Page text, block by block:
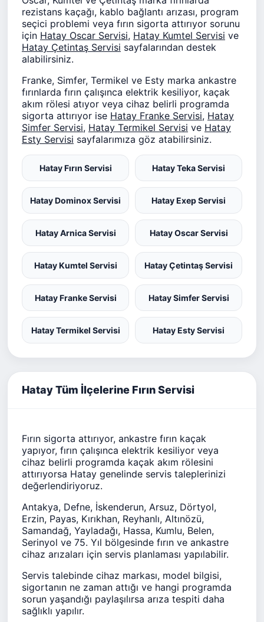
rezistans kaçağı, kablo bağlantı arızası, program
seçici problemi veya fırın sigorta attırıyor sorunu
için Hatay Oscar Servisi, Hatay Kumtel Servisi ve
Hatay Çetintaş Servisi sayfalarından destek
alabilirsiniz.
Franke, Simfer, Termikel ve Esty marka ankastre
fırınlarda fırın çalışınca elektrik kesiliyor, kaçak
akım rölesi atıyor veya cihaz belirli programda
sigorta attırıyor ise Hatay Franke Servisi, Hatay
Simfer Servisi, Hatay Termikel Servisi ve Hatay
Esty Servisi sayfalarımıza göz atabilirsiniz.
Hatay Fırın Servisi Hatay Teka Servisi
Hatay Dominox Servisi Hatay Exep Servisi
Hatay Arnica Servisi Hatay Oscar Servisi
Hatay Kumtel Servisi Hatay Çetintaş Servisi
Hatay Franke Servisi Hatay Simfer Servisi
Hatay Termikel Servisi Hatay Esty Servisi
Hatay Tüm İlçelerine Fırın Servisi
Fırın sigorta attırıyor, ankastre fırın kaçak
yapıyor, fırın çalışınca elektrik kesiliyor veya
cihaz belirli programda kaçak akım rölesini
attırıyorsa Hatay genelinde servis taleplerinizi
değerlendiriyoruz.
Antakya, Defne, İskenderun, Arsuz, Dörtyol,
Erzin, Payas, Kırıkhan, Reyhanlı, Altınözü,
Samandağ, Yayladağı, Hassa, Kumlu, Belen,
Serinyol ve 75. Yıl bölgesinde fırın ve ankastre
cihaz arızaları için servis planlaması yapılabilir.
Servis talebinde cihaz markası, model bilgisi,
sigortanın ne zaman attığı ve hangi programda
sorun yaşandığı paylaşılırsa arıza tespiti daha
sağlıklı yapılır.